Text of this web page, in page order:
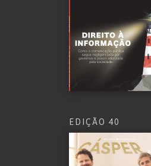
EDIÇÃO 40